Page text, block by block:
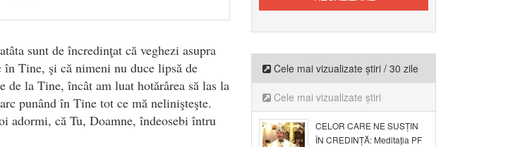
sunt de încredinţat că veghezi asupra
în Tine, şi că nimeni nu duce lipsă de
de la Tine, încât am luat hotărârea să las la
punând în Tine tot ce mă nelinişteşte.
adormi, că Tu, Doamne, îndeosebi întru
Cele mai vizualizate știri / 30 zile
Cele mai vizualizate știri
CELOR CARE NE SUSȚIN
ÎN CREDINȚĂ: Meditația PF